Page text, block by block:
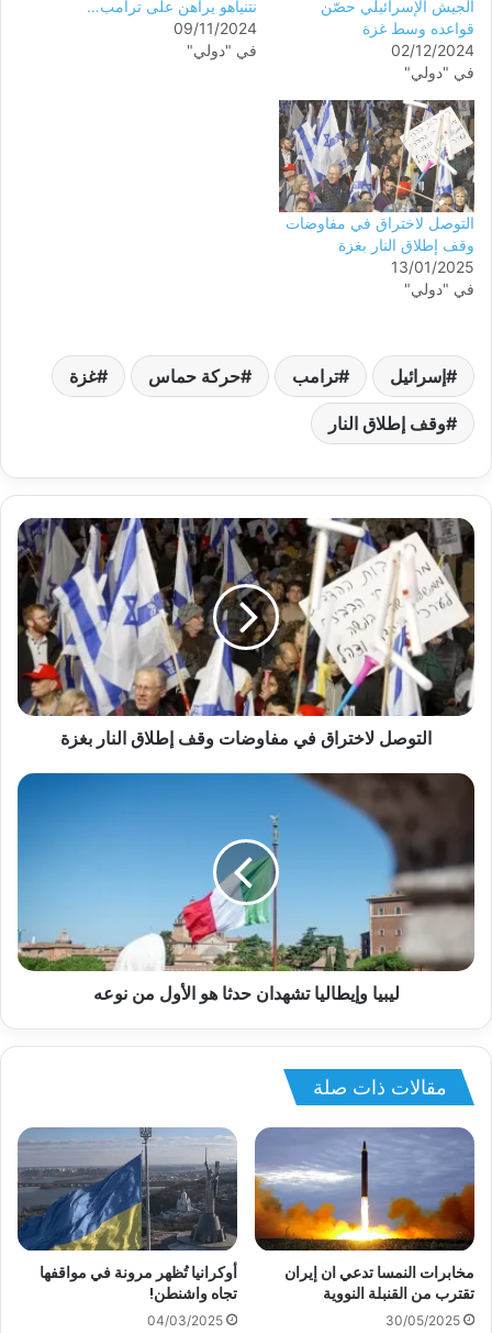
الجيش الإسرائيلي حصّن
قواعده وسط غزة
02/12/2024
في "دولي"
نتنياهو يراهن على ترامب…
09/11/2024
في "دولي"
التوصل لاختراق في مفاوضات
وقف إطلاق النار بغزة
13/01/2025
في "دولي"
إسرائيل ترامب حركة حماس غزة
وقف إطلاق النار
التوصل لاختراق في مفاوضات وقف إطلاق النار بغزة
ليبيا وإيطاليا تشهدان حدثا هو الأول من نوعه
مقالات ذات صلة
مخابرات النمسا تدعي ان إيران
تقترب من القنبلة النووية
30/05/2025
أوكرانيا تُظهر مرونة في مواقفها
تجاه واشنطن!
04/03/2025